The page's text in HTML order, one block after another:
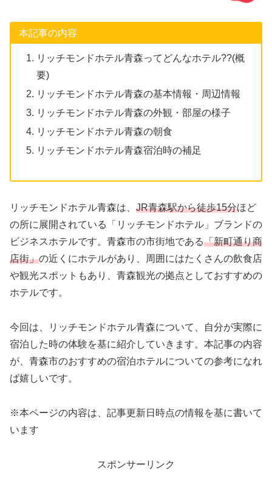
本記事の内容
リッチモンドホテル青森ってどんなホテル??(概
要)
リッチモンドホテル青森の基本情報・周辺情報
リッチモンドホテル青森の外観・部屋の様子
リッチモンドホテル青森の朝食
リッチモンドホテル青森宿泊時の補足
リッチモンドホテル青森は、 JR青森駅から徒歩15分ほど
の所に展開されている「リッチモンドホテル」ブランドの
ビジネスホテルです。青森市の市街地である「新町通り商
店街」の近くにホテルがあり、周囲にはたくさんの飲食店
や観光スポットもあり、青森観光の拠点としておすすめの
ホテルです。
今回は、リッチモンドホテル青森について、自分が実際に
宿泊した時の体験を基に紹介していきます。本記事の内容
が、青森市のおすすめの宿泊ホテルについての参考になれ
ば嬉しいです。
※本ページの内容は、記事更新日時点の情報を基に書いて
います
スポンサーリンク